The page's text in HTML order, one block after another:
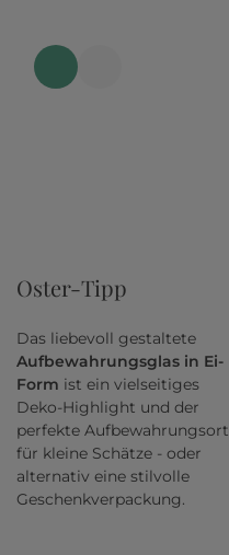
Oster-Tipp
Das liebevoll gestaltete
Aufbewahrungsglas in Ei-
Form ist ein vielseitiges
Deko-Highlight und der
perfekte Aufbewahrungsort
für kleine Schätze - oder
alternativ eine stilvolle
Geschenkverpackung.